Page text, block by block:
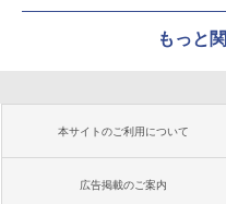
もっと
本サイトのご利用について
広告掲載のご案内